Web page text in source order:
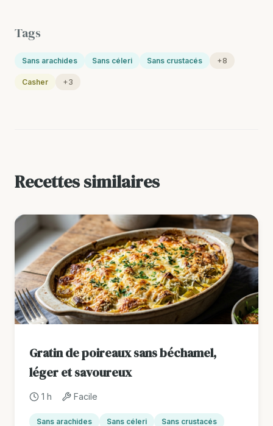
Tags
Sans arachides Sans céleri Sans crustacés +8
Casher +3
Recettes similaires
Gratin de poireaux sans béchamel,
léger et savoureux
1 h Facile
Sans arachides Sans céleri Sans crustacés